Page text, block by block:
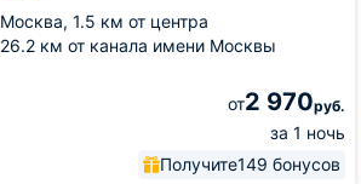
Москва, 1.5 км от центра
26.2 км от канала имени Москвы
от2 970руб.
за 1 ночь
Получите149 бонусов